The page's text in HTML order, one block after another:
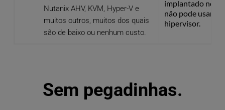
Nutanix AHV, KVM, Hyper-V e
muitos outros, muitos dos quais
são de baixo ou nenhum custo.
implantado no
não pode usar
hipervisor.
Sem pegadinhas.